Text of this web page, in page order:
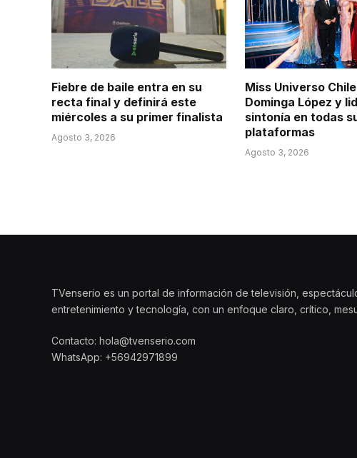
Fiebre de baile entra en su
recta final y definirá este
miércoles a su primer finalista
Agosto 3, 2026
Miss Universo
Dominga López y
sintonía en todas
plataformas
Agosto 3, 2026
TVenserio es un portal de información de televisión,
entretenimiento y tecnología, con un enfoque claro, crítico,
Contacto: hola@tvenserio.com
WhatsApp: +56942971899